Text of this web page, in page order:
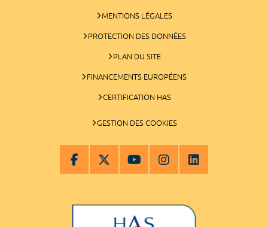
MENTIONS LÉGALES
PROTECTION DES DONNÉES
PLAN DU SITE
FINANCEMENTS EUROPÉENS
CERTIFICATION HAS
GESTION DES COOKIES